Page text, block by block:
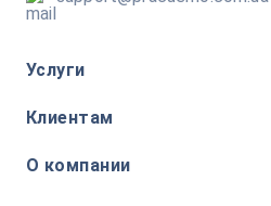
Услуги
Клиентам
О компании